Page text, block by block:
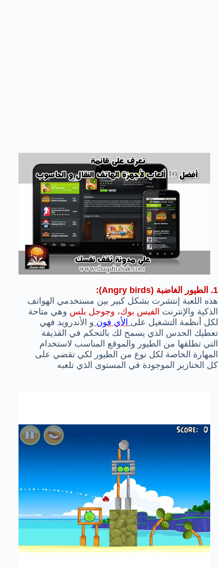
1. الطيور الغاضبة (Angry birds):
هذه اللعبة إنتشرت بشكل كبير بين مستخدمي الهواتف
الذكية والإنترنت الفيس بوك، وجوجل بلس وهي متاحة
لكل أنظمة التشغيل على الأي فون و الأندرويد فهي
تعطيك الحدس الذي يسمح لك بالتحكم في القذيفة
التي تطلقها من الطيور والموقع المناسب لاستخدام
المهارة الخاصة لكل نوع من الطيور لكي تقضي على
كل الخنازير الموجودة في المستوى الذي تلعبه